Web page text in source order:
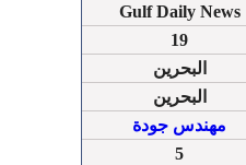
Gulf Daily News
19
البحرين
البحرين
مهندس جودة
5